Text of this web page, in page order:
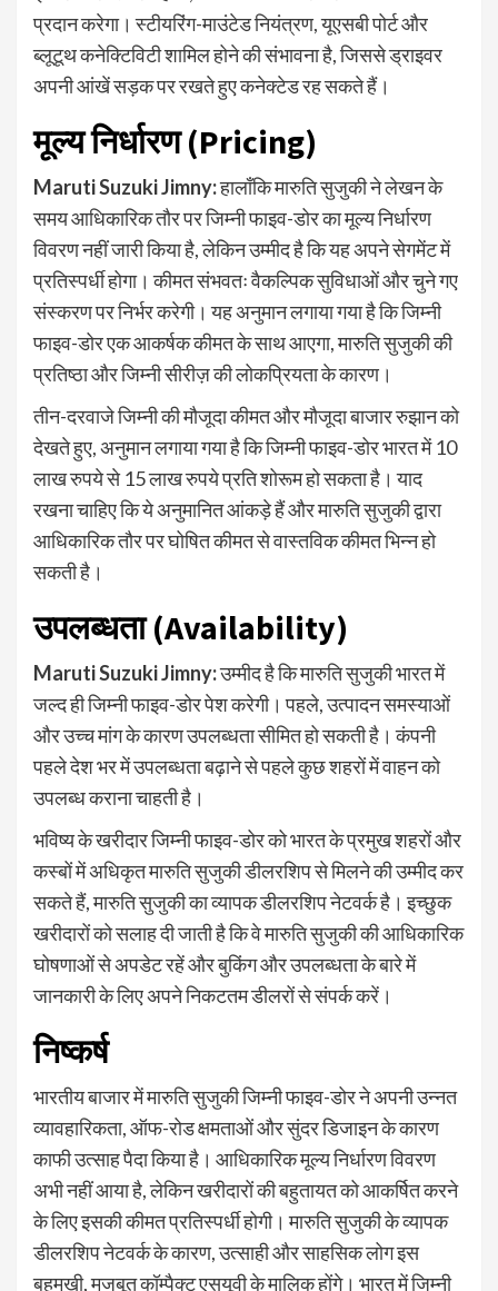
प्रदान करेगा। स्टीयरिंग-माउंटेड नियंत्रण, यूएसबी पोर्ट और
ब्लूटूथ कनेक्टिविटी शामिल होने की संभावना है, जिससे ड्राइवर
अपनी आंखें सड़क पर रखते हुए कनेक्टेड रह सकते हैं।
मूल्य निर्धारण (Pricing)
Maruti Suzuki Jimny:हालाँकि मारुति सुजुकी ने लेखन के
समय आधिकारिक तौर पर जिम्नी फाइव-डोर का मूल्य निर्धारण
विवरण नहीं जारी किया है, लेकिन उम्मीद है कि यह अपने सेगमेंट में
प्रतिस्पर्धी होगा। कीमत संभवतः वैकल्पिक सुविधाओं और चुने गए
संस्करण पर निर्भर करेगी। यह अनुमान लगाया गया है कि जिम्नी
फाइव-डोर एक आकर्षक कीमत के साथ आएगा, मारुति सुजुकी की
प्रतिष्ठा और जिम्नी सीरीज़ की लोकप्रियता के कारण।
तीन-दरवाजे जिम्नी की मौजूदा कीमत और मौजूदा बाजार रुझान को
देखते हुए, अनुमान लगाया गया है कि जिम्नी फाइव-डोर भारत में 10
लाख रुपये से 15 लाख रुपये प्रति शोरूम हो सकता है। याद
रखना चाहिए कि ये अनुमानित आंकड़े हैं और मारुति सुजुकी द्वारा
आधिकारिक तौर पर घोषित कीमत से वास्तविक कीमत भिन्न हो
सकती है।
उपलब्धता (Availability)
Maruti Suzuki Jimny:उम्मीद है कि मारुति सुजुकी भारत में
जल्द ही जिम्नी फाइव-डोर पेश करेगी। पहले, उत्पादन समस्याओं
और उच्च मांग के कारण उपलब्धता सीमित हो सकती है। कंपनी
पहले देश भर में उपलब्धता बढ़ाने से पहले कुछ शहरों में वाहन को
उपलब्ध कराना चाहती है।
भविष्य के खरीदार जिम्नी फाइव-डोर को भारत के प्रमुख शहरों और
कस्बों में अधिकृत मारुति सुजुकी डीलरशिप से मिलने की उम्मीद कर
सकते हैं, मारुति सुजुकी का व्यापक डीलरशिप नेटवर्क है। इच्छुक
खरीदारों को सलाह दी जाती है कि वे मारुति सुजुकी की आधिकारिक
घोषणाओं से अपडेट रहें और बुकिंग और उपलब्धता के बारे में
जानकारी के लिए अपने निकटतम डीलरों से संपर्क करें।
निष्कर्ष
भारतीय बाजार में मारुति सुजुकी जिम्नी फाइव-डोर ने अपनी उन्नत
व्यावहारिकता, ऑफ-रोड क्षमताओं और सुंदर डिजाइन के कारण
काफी उत्साह पैदा किया है। आधिकारिक मूल्य निर्धारण विवरण
अभी नहीं आया है, लेकिन खरीदारों की बहुतायत को आकर्षित करने
के लिए इसकी कीमत प्रतिस्पर्धी होगी। मारुति सुजुकी के व्यापक
डीलरशिप नेटवर्क के कारण, उत्साही और साहसिक लोग इस
बहुमुखी, मजबूत कॉम्पैक्ट एसयूवी के मालिक होंगे। भारत में जिम्नी